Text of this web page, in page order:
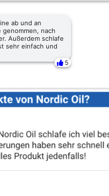
ab und an
nach
Außerdem schlafe
sehr einfach und
5